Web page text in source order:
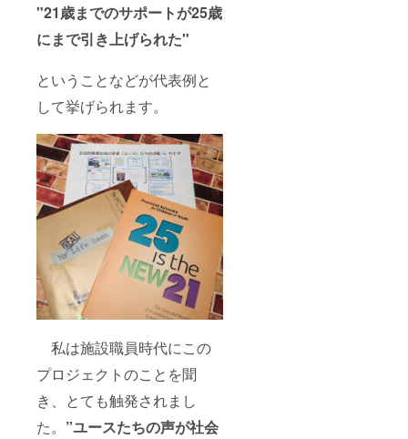
"21歳までのサポートが25歳
にまで引き上げられた"
ということなどが代表例と
して挙げられます。
私は施設職員時代にこの
プロジェクトのことを聞
き、とても触発されまし
た。 ”ユースたちの声が社会